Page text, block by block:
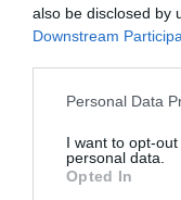
also be disclosed by
Downstream
Please note that
not limited to your
grant or deny
use your data for
Personal Data
I want to opt-
personal data.
Opted In
Megosztás: